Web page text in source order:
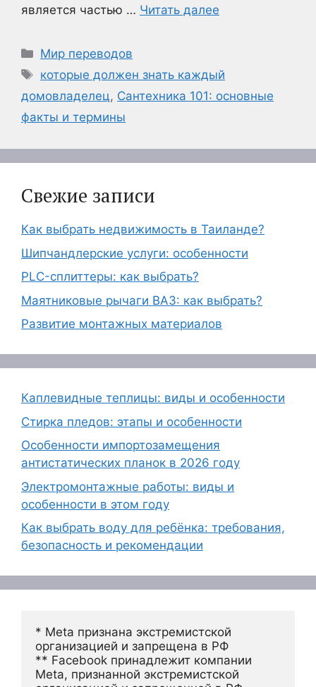
является частью … Читать далее
Рубрики
Мир переводов
Метки
которые должен знать каждый
домовладелец, Сантехника 101: основные
факты и термины
Свежие записи
Как выбрать недвижимость в Таиланде?
Шипчандлерские услуги: особенности
PLC-сплиттеры: как выбрать?
Маятниковые рычаги ВАЗ: как выбрать?
Развитие монтажных материалов
Каплевидные теплицы: виды и особенности
Стирка пледов: этапы и особенности
Особенности импортозамещения
антистатических планок в 2026 году
Электромонтажные работы: виды и
особенности в этом году
Как выбрать воду для ребёнка: требования,
безопасность и рекомендации
* Meta признана экстремистской
организацией и запрещена в РФ
** Facebook принадлежит компании
Meta, признанной экстремистской